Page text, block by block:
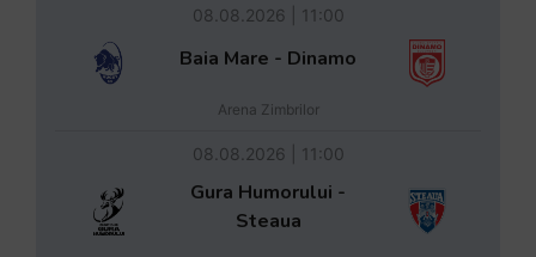
08.08.2026 | 11:00
Baia Mare - Dinamo
Arena Zimbrilor
08.08.2026 | 11:00
Gura Humorului -
Steaua